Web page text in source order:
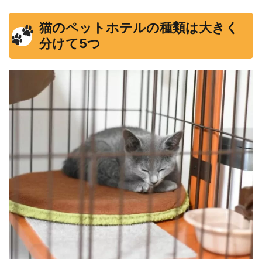
猫のペットホテルの種類は大きく
分けて5つ